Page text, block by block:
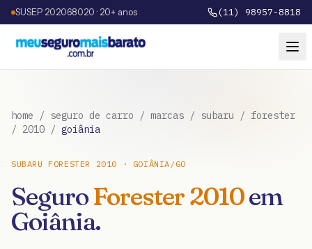
SUSEP 202068020 · 20+ anos (11) 98957-8818
home / seguro de carro / marcas / subaru / forester
/ 2010 / goiânia
SUBARU FORESTER 2010 · GOIÂNIA / GO
SeguroForester2010em
Goiânia.